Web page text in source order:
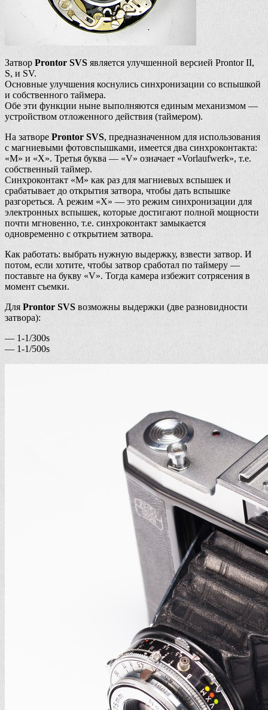
Затвор Prontor SVS является улучшенной версией Prontor II,
S, и SV.
Основные улучшения коснулись синхронизации со вспышкой
и собственного таймера.
Обе эти функции ныне выполняются единым механизмом —
устройством отложенного действия (таймером).
На затворе Prontor SVS, предназначенном для использования
с магниевыми фотовспышками, имеется два синхроконтакта:
«M» и «X». Третья буква — «V» означает «Vorlaufwerk», т.е.
собственный таймер.
Синхроконтакт «М» как раз для магниевых вспышек и
срабатывает до открытия затвора, чтобы дать вспышке
разгореться. А режим «X» — это режим синхронизации для
электронных вспышек, которые достигают полной мощности
почти мгновенно, т.е. синхроконтакт замыкается
одновременно с открытием затвора.
Как работать: выбрать нужную выдержку, взвести затвор. И
потом, если хотите, чтобы затвор сработал по таймеру —
поставьте на букву «V». Тогда камера избежит сотрясения в
момент съемки.
Для Prontor SVS возможны выдержки (две разновидности
затвора):
— 1-1/300s
— 1-1/500s